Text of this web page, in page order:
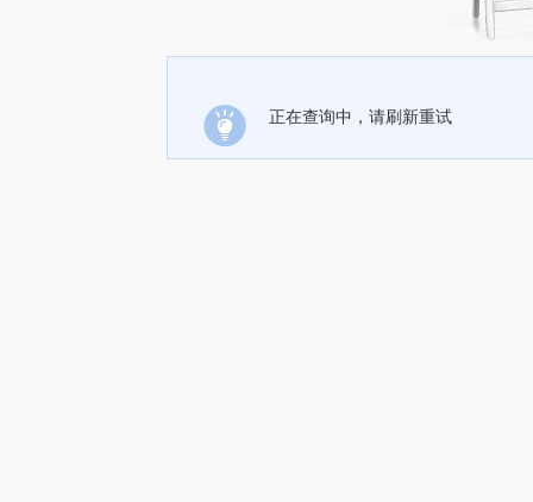
正在查询中，请刷新重试